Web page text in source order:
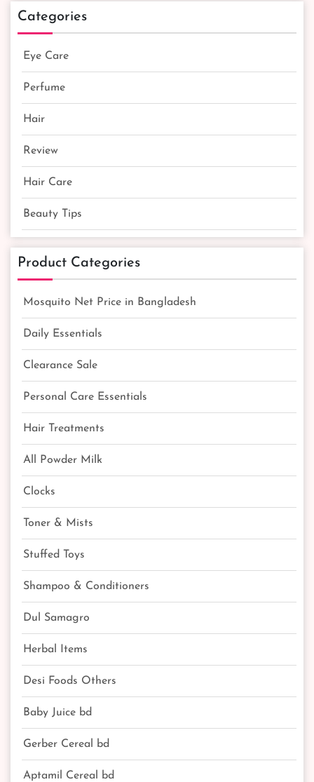
Categories
Eye Care
Perfume
Hair
Review
Hair Care
Beauty Tips
Product Categories
Mosquito Net Price in Bangladesh
Daily Essentials
Clearance Sale
Personal Care Essentials
Hair Treatments
All Powder Milk
Clocks
Toner & Mists
Stuffed Toys
Shampoo & Conditioners
Dul Samagro
Herbal Items
Desi Foods Others
Baby Juice bd
Gerber Cereal bd
Aptamil Cereal bd